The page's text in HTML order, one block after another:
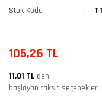
Stok Kodu
105,26 TL
11,01 TL’den
başlayan taksit seçenekleri!